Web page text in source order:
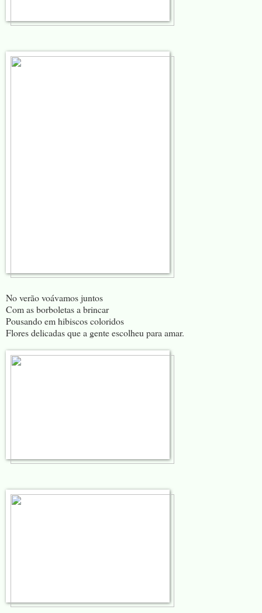
No verão voávamos juntos
Com as borboletas a brincar
Pousando em hibiscos coloridos
Flores delicadas que a gente escolheu para amar.